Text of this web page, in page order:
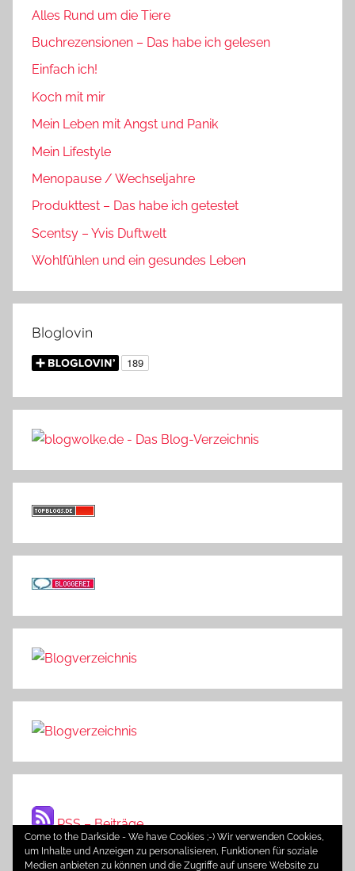
Alles Rund um die Tiere
Buchrezensionen – Das habe ich gelesen
Einfach ich!
Koch mit mir
Mein Leben mit Angst und Panik
Mein Lifestyle
Menopause / Wechseljahre
Produkttest – Das habe ich getestet
Scentsy – Yvis Duftwelt
Wohlfühlen und ein gesundes Leben
Bloglovin
RSS – Beiträge
Come to the Darkside - We have Cookies ;-) Wir verwenden Cookies,
um Inhalte und Anzeigen zu personalisieren, Funktionen für soziale
Medien anbieten zu können und die Zugriffe auf unsere Website zu